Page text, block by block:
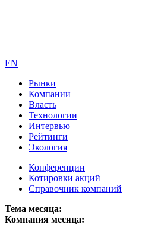
EN
Рынки
Компании
Власть
Технологии
Интервью
Рейтинги
Экология
Конференции
Котировки акций
Справочник компаний
Тема месяца:
Компания месяца: